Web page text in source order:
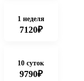
1 неделя
7120₽
10 суток
9790₽